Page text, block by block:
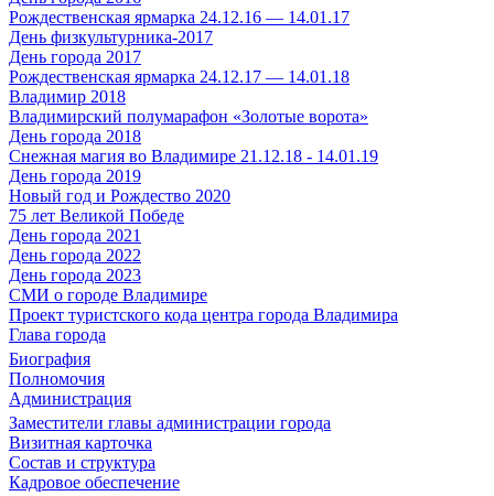
Рождественская ярмарка 24.12.16 — 14.01.17
День физкультурника-2017
День города 2017
Рождественская ярмарка 24.12.17 — 14.01.18
Владимир 2018
Владимирский полумарафон «Золотые ворота»
День города 2018
Снежная магия во Владимире 21.12.18 - 14.01.19
День города 2019
Новый год и Рождество 2020
75 лет Великой Победе
День города 2021
День города 2022
День города 2023
СМИ о городе Владимире
Проект туристского кода центра города Владимира
Глава города
Биография
Полномочия
Администрация
Заместители главы администрации города
Визитная карточка
Состав и структура
Кадровое обеспечение